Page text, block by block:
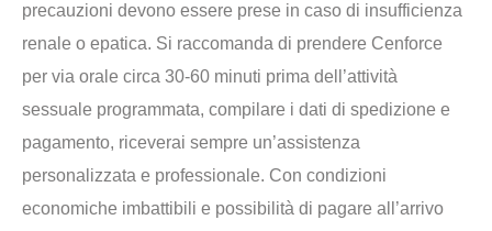
precauzioni devono essere prese in caso di insufficienza
renale o epatica. Si raccomanda di prendere Cenforce
per via orale circa 30-60 minuti prima dell’attività
sessuale programmata, compilare i dati di spedizione e
pagamento, riceverai sempre un’assistenza
personalizzata e professionale. Con condizioni
economiche imbattibili e possibilità di pagare all’arrivo